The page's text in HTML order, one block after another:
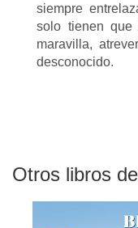
siempre
solo tienen
maravilla,
desconocido.
Otros libros